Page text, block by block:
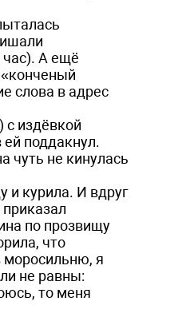
час). А ещё
«конченый
слова в адрес
с издёвкой
ей поддакнул.
чуть не кинулась
и курила. И вдруг
по прозвищу
что
моросильню, я
не равны:
то меня